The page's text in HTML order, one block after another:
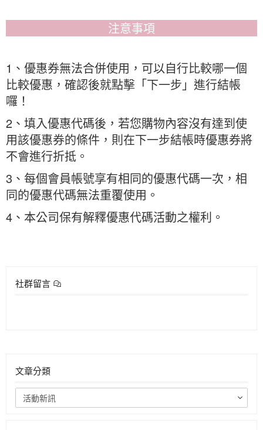
注意事項
1、優惠券無法合併使用，可以自行比較哪一個
比較優惠，確認後就點擊「下一步」進行結帳
囉！
2、填入優惠代碼後，若您購物內容沒有達到使
用該優惠券的條件，則在下一步結帳時優惠券將
不會進行折抵。
3、每個會員帳號享有相同的優惠代碼一次，相
同的優惠代碼無法重覆使用。
4、本公司保有解釋優惠代碼活動之權利。
社群留言
文章分類
活動新訊